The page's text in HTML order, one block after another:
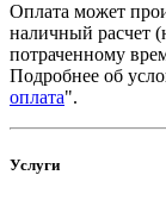
Оплата может
наличный расчет
потраченному
Подробнее об
оплата".
Услуги